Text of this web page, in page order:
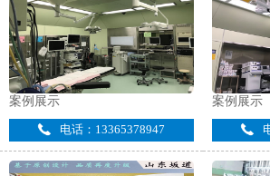
案例展示
电话：13365378947
案例展示